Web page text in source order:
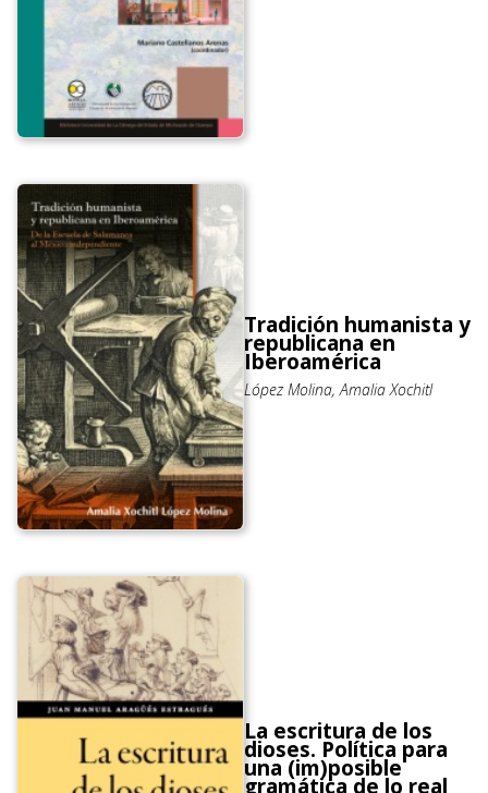
Tradición humanista y
republicana en
Iberoamérica
López Molina, Amalia Xochitl
La escritura de los
dioses. Política para
una (im)posible
gramática de lo real